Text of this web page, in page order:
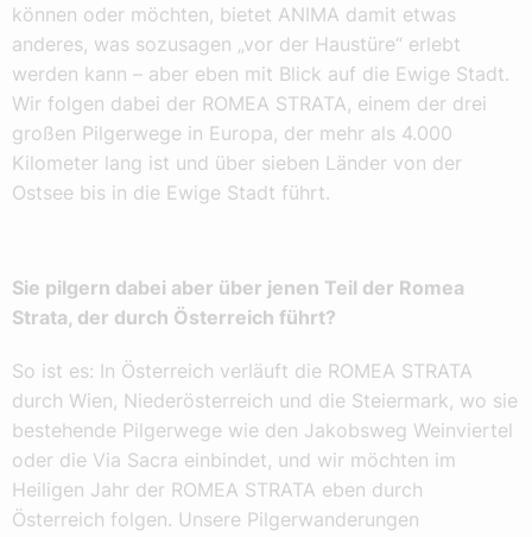
können oder möchten, bietet ANIMA damit etwas
anderes, was sozusagen „vor der Haustüre“ erlebt
werden kann – aber eben mit Blick auf die Ewige Stadt.
Wir folgen dabei der ROMEA STRATA, einem der drei
großen Pilgerwege in Europa, der mehr als 4.000
Kilometer lang ist und über sieben Länder von der
Ostsee bis in die Ewige Stadt führt.
Sie pilgern dabei aber über jenen Teil der Romea
Strata, der durch Österreich führt?
So ist es: In Österreich verläuft die ROMEA STRATA
durch Wien, Niederösterreich und die Steiermark, wo sie
bestehende Pilgerwege wie den Jakobsweg Weinviertel
oder die Via Sacra einbindet, und wir möchten im
Heiligen Jahr der ROMEA STRATA eben durch
Österreich folgen. Unsere Pilgerwanderungen